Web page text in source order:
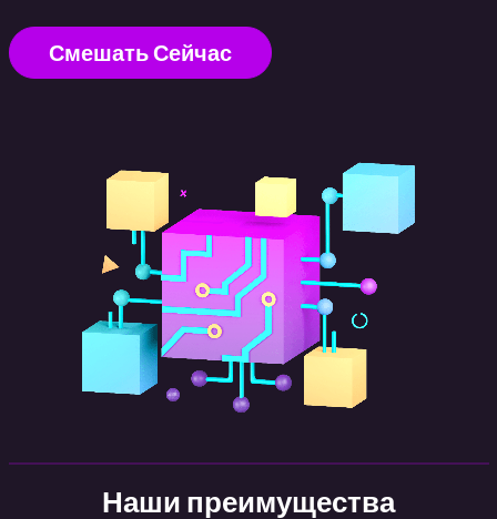
Смешать Сейчас
Наши преимущества